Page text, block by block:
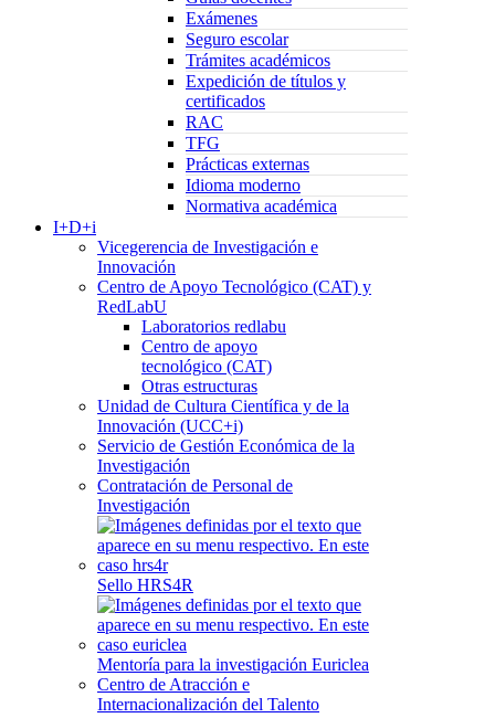
Exámenes
Seguro escolar
Trámites académicos
Expedición de títulos y
certificados
RAC
TFG
Prácticas externas
Idioma moderno
Normativa académica
I+D+i
Vicegerencia de Investigación e
Innovación
Centro de Apoyo Tecnológico (CAT) y
RedLabU
Laboratorios redlabu
Centro de apoyo
tecnológico (CAT)
Otras estructuras
Unidad de Cultura Científica y de la
Innovación (UCC+i)
Servicio de Gestión Económica de la
Investigación
Contratación de Personal de
Investigación
Sello HRS4R
Mentoría para la investigación Euriclea
Centro de Atracción e
Internacionalización del Talento